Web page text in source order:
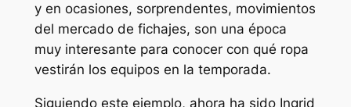
y en ocasiones, sorprendentes, movimientos
del mercado de fichajes, son una época
muy interesante para conocer con qué ropa
vestirán los equipos en la temporada.
Siguiendo este ejemplo, ahora ha sido Ingrid